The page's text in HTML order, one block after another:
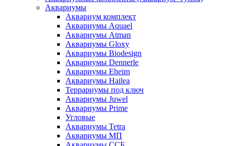
Аквариумы
Аквариум комплект
Аквариумы Aquael
Аквариумы Atman
Аквариумы Gloxy
Аквариумы Biodesign
Аквариумы Dennerle
Аквариумы Eheim
Аквариумы Hailea
Террариумы под ключ
Аквариумы Juwel
Аквариумы Prime
Угловые
Аквариумы Tetra
Аквариумы МП